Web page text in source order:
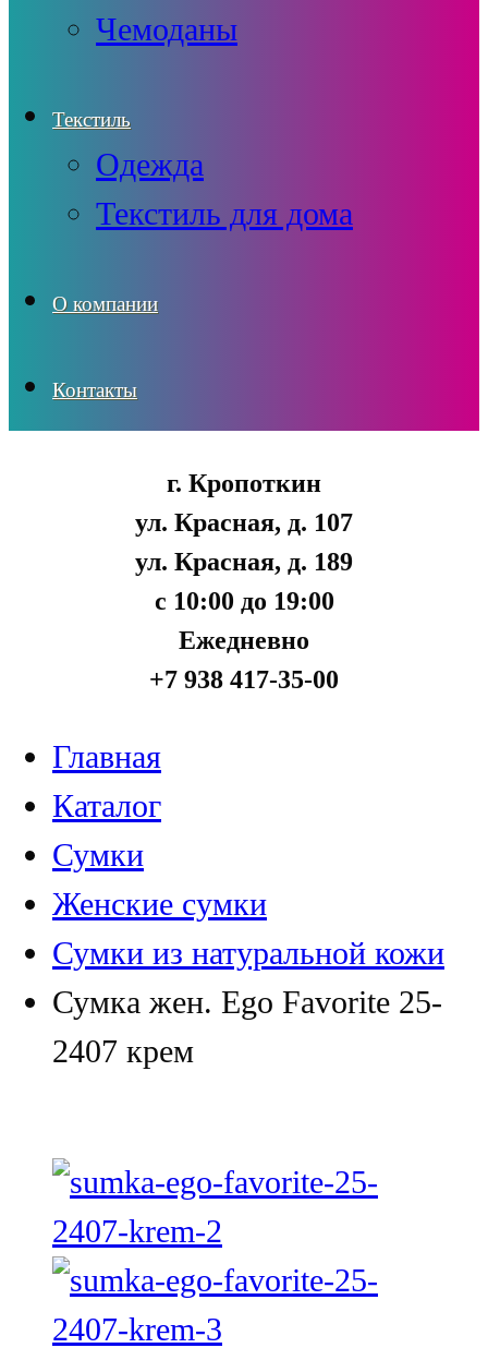
Чемоданы
Текстиль
Одежда
Текстиль для дома
О компании
Контакты
г. Кропоткин
ул. Красная, д. 107
ул. Красная, д. 189
с 10:00 до 19:00
Ежедневно
+7 938 417-35-00
Главная
Каталог
Сумки
Женские сумки
Сумки из натуральной кожи
Сумка жен. Ego Favorite 25-
2407 крем